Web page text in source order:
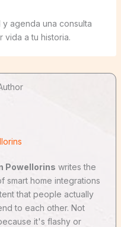
agenda una consulta
vida a tu historia.
Powellorins writes the
smart home integrations
that people actually
to each other. Not
it's flashy or